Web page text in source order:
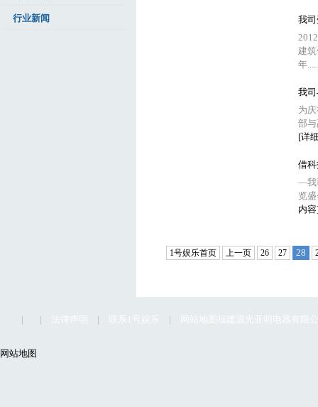
行业新闻
我
建
年.....
我
为
部
[详
借
—我
览
内
1号娱乐首页 上一页 26 27 28
| | 法律声明 | 联系1号娱乐 | 网站地图 福建源光亚明电器有限
网站地图